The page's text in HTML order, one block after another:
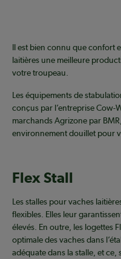
Il est bien connu que confort
laitières une meilleure
votre troupeau.
Les équipements de
conçus par l’entreprise Cow-
marchands Agrizone par
environnement douillet pour
Flex Stall
Les stalles pour vaches
flexibles. Elles leur
élevés. En outre, les logettes
optimale des vaches dans
adéquate dans la stalle, et ce,